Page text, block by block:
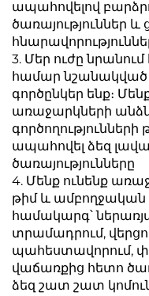
ապահովելով
ծառայություններ
3. Մեր ուժը
համար
գործընկեր ենք։
առաջարկների
գործողությունների
ապահովել ձեզ
ծառայությունները
4. Մենք ունենք
թիմ և
համակարգ՝
տրամադրում,
պահեստավորում,
վաճառքից հետո
ձեզ շատ շատ